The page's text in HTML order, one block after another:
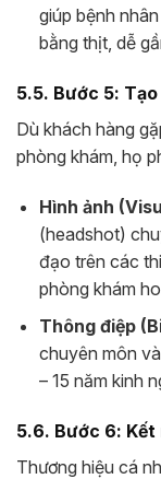
giúp bệnh
bằng thịt, dễ
5.5. Bước 5:
Dù khách hàng
phòng khám, họ
Hình ảnh
(headshot)
đạo trên các
phòng khám
Thông điệp
chuyên môn
– 15 năm kinh
5.6. Bước 6: Kết
Thương hiệu cá